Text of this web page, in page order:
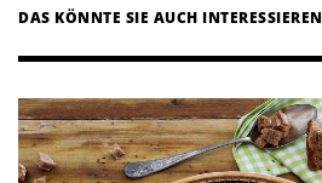
DAS KÖNNTE SIE AUCH INTERESSIEREN